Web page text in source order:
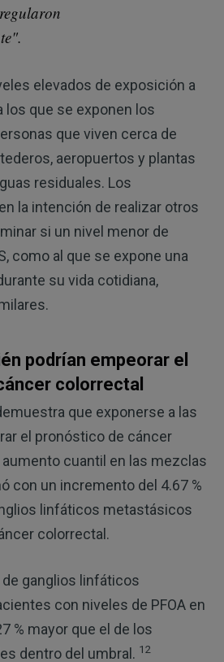
elevados de exposición a
los que se exponen los
que viven cerca de
aeropuertos y plantas
residuales. Los
la intención de realizar otros
si un nivel menor de
como al que se expone una
su vida cotidiana,
podrían empeorar el
colorrectal
que exponerse a las
el pronóstico de cáncer
aumento cuantil en las mezclas
con un incremento del 4.67 %
linfáticos metastásicos
colorrectal.
ganglios linfáticos
con niveles de PFOA en
% mayor que el de los
dentro del umbral. 12